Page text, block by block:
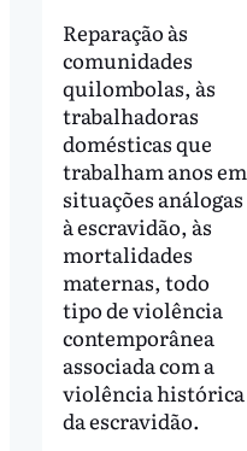
Reparação às
comunidades
quilombolas, às
trabalhadoras
domésticas que
trabalham anos em
situações análogas
à escravidão, às
mortalidades
maternas, todo
tipo de violência
contemporânea
associada com a
violência histórica
da escravidão.